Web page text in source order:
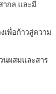
ากล และมี
พื่อก้าวสู่ความ
นผสมและสาร